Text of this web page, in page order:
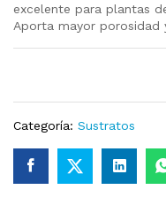
excelente para plantas
Aporta mayor porosidad
Categoría: Sustratos